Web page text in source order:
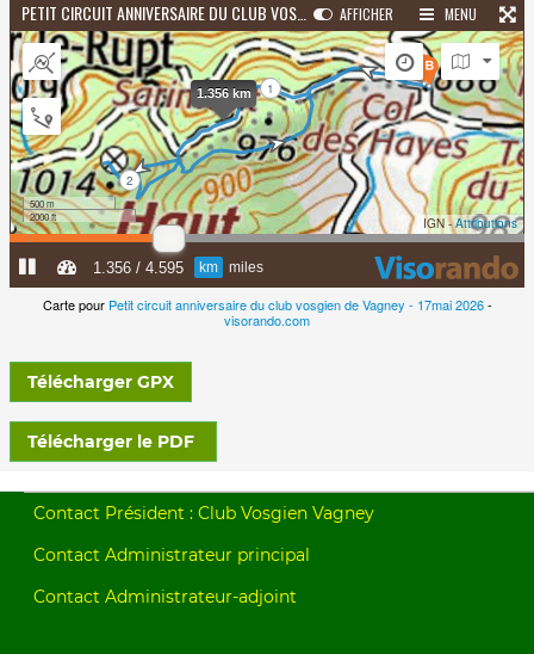
Adhésion
Carte pour Petit circuit anniversaire du club vosgien de Vagney - 17mai 2026-
visorando.com
Télécharger GPX
Télécharger le PDF
Contact Président : Club Vosgien Vagney
Contact Administrateur principal
Contact Administrateur-adjoint